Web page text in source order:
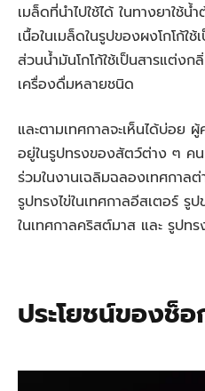
เมล็ดที่นำไปใช้ได้ ในทางยาใช้น้
เนื้อในเมล็ดในรูปของผงโกโก้ใ
ส่วนน้ำมันโกโก้ใช้เป็นสารแต่งก
เครื่องดื่มหลายชนิด
และตามเทศกาลจะเห็นได้บ่อย
อยู่ในรูปทรงของสัตว์ต่าง ๆ ค
ร่วมในงานเฉลิมฉลองเทศกาล
รูปทรงไข่ในเทศกาลอีสเตอร์
ในเทศกาลคริสต์มาส และ รูปทร
ประโยชน์ของช็